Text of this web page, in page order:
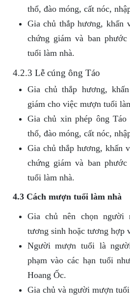
thổ, đào móng, cất nóc,
Gia chủ thắp hương, khấn
chứng giám và ban
tuổi làm nhà.
4.2.3 Lễ cúng ông Táo
Gia chủ thắp hương,
giám cho việc mượn tuổi
Gia chủ xin phép ông Táo
thổ, đào móng, cất nóc,
Gia chủ thắp hương, khấn
chứng giám và ban
tuổi làm nhà.
4.3 Cách mượn tuổi làm nhà
Gia chủ nên chọn người
tương sinh hoặc tương hợp
Người mượn tuổi là
phạm vào các hạn tuổi
Hoang Ốc.
Gia chủ và người mượn